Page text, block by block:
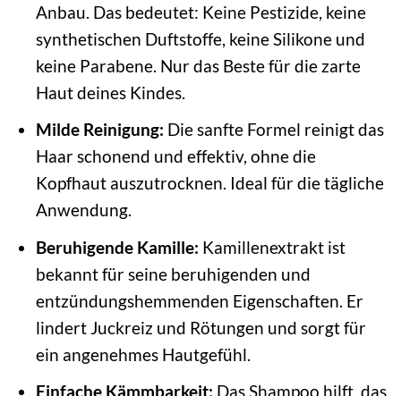
Anbau. Das bedeutet: Keine Pestizide, keine
synthetischen Duftstoffe, keine Silikone und
keine Parabene. Nur das Beste für die zarte
Haut deines Kindes.
Milde Reinigung: Die sanfte Formel reinigt das
Haar schonend und effektiv, ohne die
Kopfhaut auszutrocknen. Ideal für die tägliche
Anwendung.
Beruhigende Kamille: Kamillenextrakt ist
bekannt für seine beruhigenden und
entzündungshemmenden Eigenschaften. Er
lindert Juckreiz und Rötungen und sorgt für
ein angenehmes Hautgefühl.
Einfache Kämmbarkeit: Das Shampoo hilft, das